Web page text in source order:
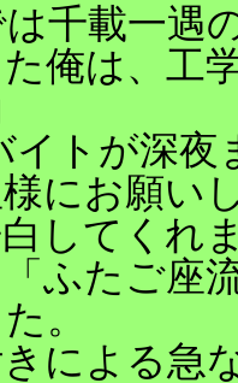
千載一遇
俺は、工
イトが深
にお願い
してくれ
ふたご座
。
による急